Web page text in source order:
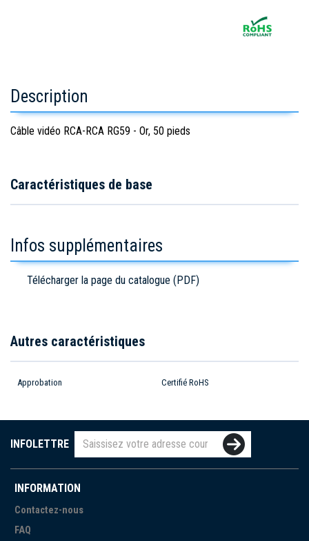
Description
Câble vidéo RCA-RCA RG59 - Or, 50 pieds
Caractéristiques de base
Infos supplémentaires
Télécharger la page du catalogue (PDF)
Autres caractéristiques
Approbation Certifié RoHS
INFOLETTRE
INFORMATION
Contactez-nous
FAQ